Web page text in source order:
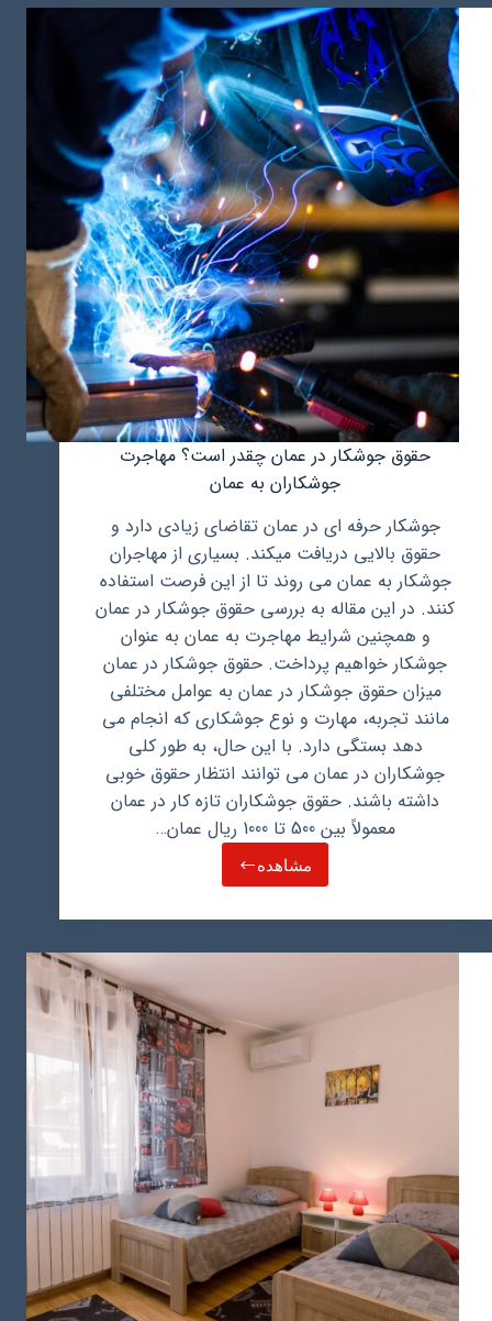
و
کار
در
عمان
حقوق جوشکار در عمان چقدر است؟ مهاجرت
جوشکاران به عمان
جوشکار حرفه ای در عمان تقاضای زیادی دارد و
حقوق بالایی دریافت میکند. بسیاری از مهاجران
جوشکار به عمان می روند تا از این فرصت استفاده
کنند. در این مقاله به بررسی حقوق جوشکار در عمان
و همچنین شرایط مهاجرت به عمان به عنوان
جوشکار خواهیم پرداخت. حقوق جوشکار در عمان
میزان حقوق جوشکار در عمان به عوامل مختلفی
مانند تجربه، مهارت و نوع جوشکاری که انجام می
دهد بستگی دارد. با این حال، به طور کلی
جوشکاران در عمان می توانند انتظار حقوق خوبی
داشته باشند. حقوق جوشکاران تازه کار در عمان
معمولاً بین 500 تا 1000 ریال عمان…
مشاهدهحقوق
در
چقدر
جوشکاران
به
عمان